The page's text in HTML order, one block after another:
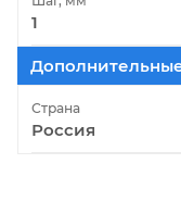
1
Страна
Россия